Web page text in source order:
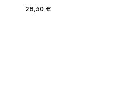
28,50 €